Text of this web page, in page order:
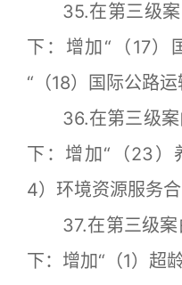
35.在第三级案
下：增加“（17）
“（18）国际公路运
36.在第三级案
下：增加“（23）
4）环境资源服务合
37.在第三级案
下：增加“（1）超